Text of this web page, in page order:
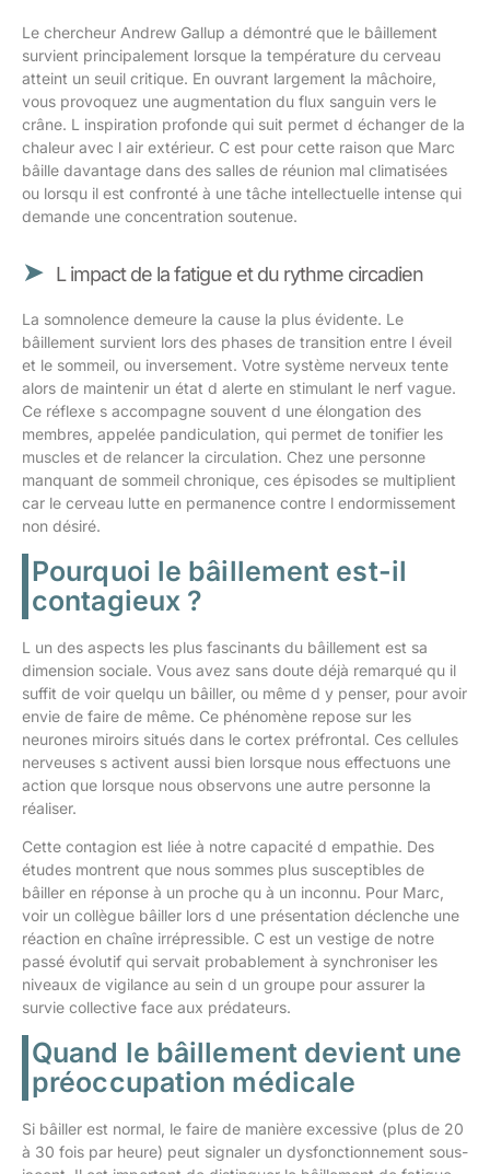
Le chercheur Andrew Gallup a démontré que le bâillement
survient principalement lorsque la température du cerveau
atteint un seuil critique. En ouvrant largement la mâchoire,
vous provoquez une augmentation du flux sanguin vers le
crâne. L inspiration profonde qui suit permet d échanger de la
chaleur avec l air extérieur. C est pour cette raison que Marc
bâille davantage dans des salles de réunion mal climatisées
ou lorsqu il est confronté à une tâche intellectuelle intense qui
demande une concentration soutenue.
L impact de la fatigue et du rythme circadien
La somnolence demeure la cause la plus évidente. Le
bâillement survient lors des phases de transition entre l éveil
et le sommeil, ou inversement. Votre système nerveux tente
alors de maintenir un état d alerte en stimulant le nerf vague.
Ce réflexe s accompagne souvent d une élongation des
membres, appelée pandiculation, qui permet de tonifier les
muscles et de relancer la circulation. Chez une personne
manquant de sommeil chronique, ces épisodes se multiplient
car le cerveau lutte en permanence contre l endormissement
non désiré.
Pourquoi le bâillement est-il
contagieux ?
L un des aspects les plus fascinants du bâillement est sa
dimension sociale. Vous avez sans doute déjà remarqué qu il
suffit de voir quelqu un bâiller, ou même d y penser, pour avoir
envie de faire de même. Ce phénomène repose sur les
neurones miroirs situés dans le cortex préfrontal. Ces cellules
nerveuses s activent aussi bien lorsque nous effectuons une
action que lorsque nous observons une autre personne la
réaliser.
Cette contagion est liée à notre capacité d empathie. Des
études montrent que nous sommes plus susceptibles de
bâiller en réponse à un proche qu à un inconnu. Pour Marc,
voir un collègue bâiller lors d une présentation déclenche une
réaction en chaîne irrépressible. C est un vestige de notre
passé évolutif qui servait probablement à synchroniser les
niveaux de vigilance au sein d un groupe pour assurer la
survie collective face aux prédateurs.
Quand le bâillement devient une
préoccupation médicale
Si bâiller est normal, le faire de manière excessive (plus de 20
à 30 fois par heure) peut signaler un dysfonctionnement sous-